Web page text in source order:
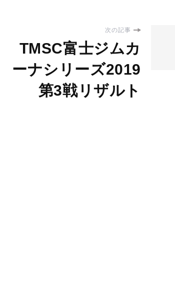
次の記事
TMSC富士ジムカ
ーナシリーズ2019
第3戦リザルト